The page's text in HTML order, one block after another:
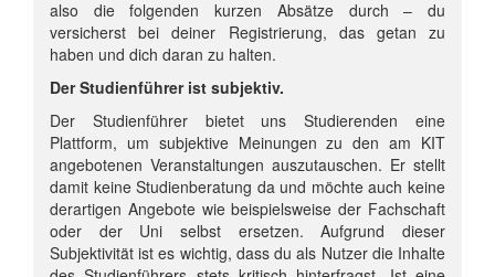
also die folgenden kurzen Absätze durch – du
versicherst bei deiner Registrierung, das getan zu
haben und dich daran zu halten.
Der Studienführer ist subjektiv.
Der Studienführer bietet uns Studierenden eine
Plattform, um subjektive Meinungen zu den am KIT
angebotenen Veranstaltungen auszutauschen. Er stellt
damit keine Studienberatung da und möchte auch keine
derartigen Angebote wie beispielsweise der Fachschaft
oder der Uni selbst ersetzen. Aufgrund dieser
Subjektivität ist es wichtig, dass du als Nutzer die Inhalte